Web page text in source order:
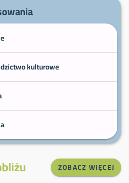
kulturowe
ZOBACZ WIĘCEJ